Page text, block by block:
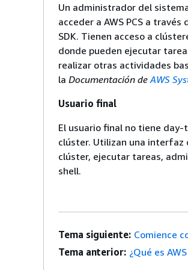
Un administrador del
acceder a AWS PCS a través
SDK. Tienen acceso a
donde pueden ejecutar
realizar otras actividades
la Documentación deAWS
Usuario final
El usuario final no tiene
clúster. Utilizan una interfaz
clúster, ejecutar tareas,
shell.
Tema siguiente: Comience
Tema anterior: ¿Qué es AWS